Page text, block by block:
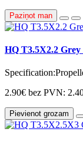
Paziņot man
HQ T3.5X2.2
2.90€ bez PVN:
Pievienot grozam